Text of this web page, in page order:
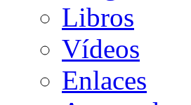
Libros
Vídeos
Enlaces